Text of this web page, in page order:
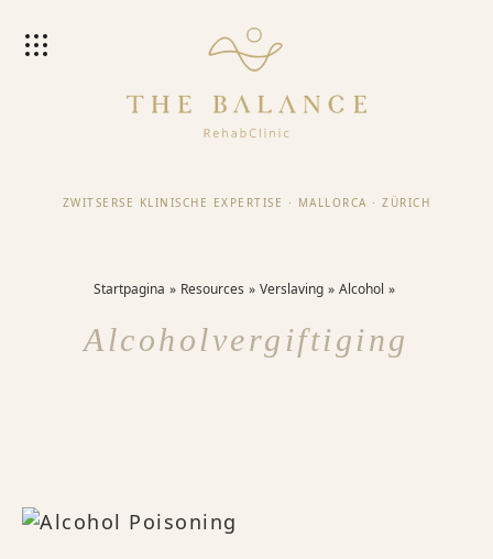
ZWITSERSE KLINISCHE EXPERTISE · MALLORCA · ZÜRICH
Startpagina Resources Verslaving Alcohol
Alcoholvergiftiging